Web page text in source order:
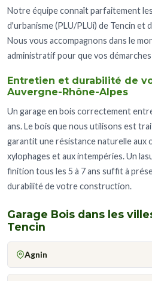
Notre équipe connaît parfaitement
d'urbanisme (PLU/PLUi) de Tencin et
Nous vous accompagnons dans le
administratif pour que vos
Entretien et durabilité de
Auvergne-Rhône-Alpes
Un garage en bois correctement
ans. Le bois que nous utilisons est
garantit une résistance naturelle aux
xylophages et aux intempéries. Un
finition tous les 5 à 7 ans suffit à
durabilité de votre construction.
Garage Bois dans les
Tencin
Agnin